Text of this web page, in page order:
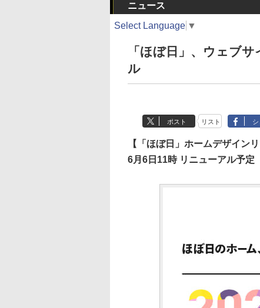
ニュース
Select Language ▼
「ほぼ日」、ウェブ
ル
ポスト リスト シ
【「ほぼ日」ホームデザイン
6月6日11時 リニューアル予定